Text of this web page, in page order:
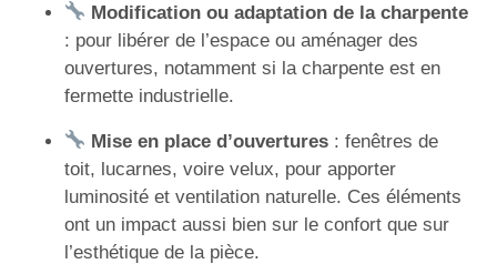
Modification ou adaptation de la charpente
: pour libérer de l’espace ou aménager des
ouvertures, notamment si la charpente est en
fermette industrielle.
Mise en place d’ouvertures : fenêtres de
toit, lucarnes, voire velux, pour apporter
luminosité et ventilation naturelle. Ces éléments
ont un impact aussi bien sur le confort que sur
l’esthétique de la pièce.